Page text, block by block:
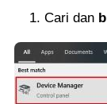
Cari dan